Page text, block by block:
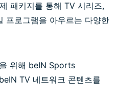
패키지를 통해 TV 시리즈,
프로그램을 아우르는 다양한
위해 beIN Sports
TV 네트워크 콘텐츠를